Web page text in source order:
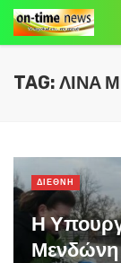
TAG: ΛΙΝΑ
Η
Μενδώνη
ΔΙΕΘΝΗ